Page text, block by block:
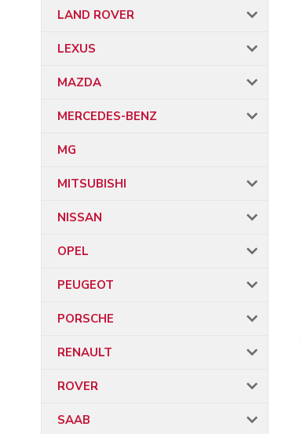
LAND ROVER
LEXUS
MAZDA
MERCEDES-BENZ
MG
MITSUBISHI
NISSAN
OPEL
PEUGEOT
PORSCHE
RENAULT
ROVER
SAAB